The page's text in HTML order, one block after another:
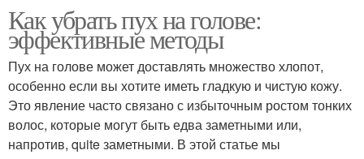
Как убрать пух на голове:
эффективные методы
Пух на голове может доставлять множество хлопот,
особенно если вы хотите иметь гладкую и чистую кожу.
Это явление часто связано с избыточным ростом тонких
волос, которые могут быть едва заметными или,
напротив, quite заметными. В этой статье мы